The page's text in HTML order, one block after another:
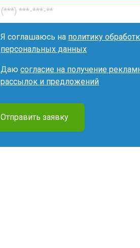
Я соглашаюсь на политику
персональных данных
Даю согласие на получение
рассылок и предложений
Отправить заявку